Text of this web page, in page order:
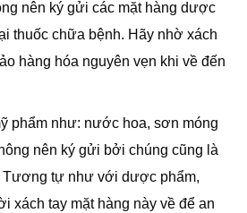
nên ký gửi các mặt hàng dược
thuốc chữa bệnh. Hãy nhờ xách
hàng hóa nguyên vẹn khi về đến
phẩm như: nước hoa, sơn móng
nên ký gửi bởi chúng cũng là
Tương tự như với dược phẩm,
xách tay mặt hàng này về để an